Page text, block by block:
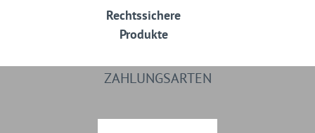
Rechtssichere
Produkte
ZAHLUNGSARTEN